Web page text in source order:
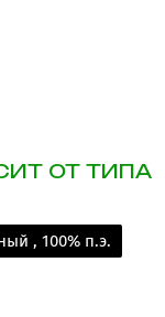
ОТ ТИПА
, 100% п.э.